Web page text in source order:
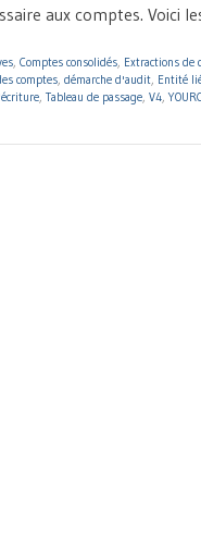
aux comptes. Voici
, Comptes consolidés, Extractions de
comptes, démarche d'audit, Entité
, Tableau de passage, V4,